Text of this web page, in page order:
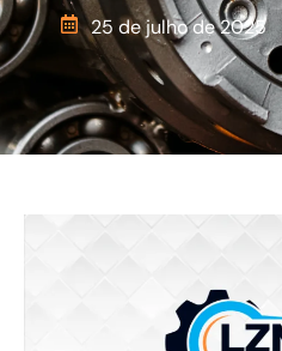
25 de julho de 2025